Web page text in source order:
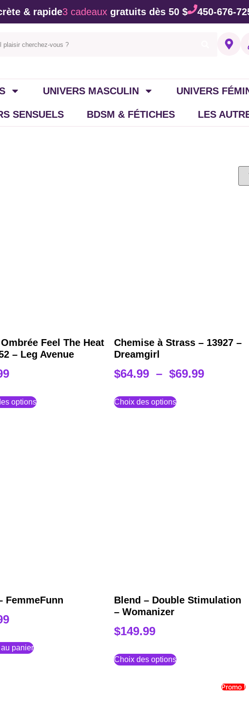
& rapide3 cadeaux gratuits dès 50 $ 450-676-
UNIVERS MASCULIN UNIVERS
SENSUELS BDSM & FÉTICHES LES
Feel The Heat
– Leg Avenue
options
Chemise à Strass – 13927 –
Dreamgirl
$64.99 – $69.99
Choix des options
FemmeFunn
panier
Blend – Double Stimulation
– Womanizer
$149.99
Choix des options
Promo !